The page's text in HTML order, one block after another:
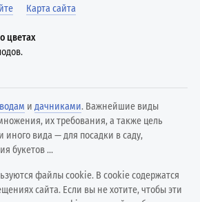
Карта сайта
цветах
идачниками. Важнейшие виды
их требования, а также цель
иного вида — для посадки в саду,
букетов ...
файлы cookie. В cookie содержатся
сайта. Если вы не хотите, чтобы эти